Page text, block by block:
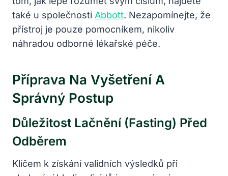
také u společnosti Abbott. Nezapomínejte, že
přístroj je pouze pomocníkem, nikoliv
náhradou odborné lékařské péče.
Příprava Na Vyšetření A
Správný Postup
Důležitost Lačnění (fasting) Před
Odběrem
Klíčem k získání validních výsledků při